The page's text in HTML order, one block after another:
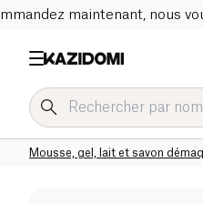
maintenant, nous
Mousse, gel, lait et savon
Soin du visage Bio
Accueil